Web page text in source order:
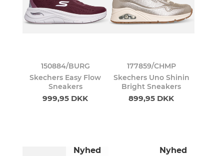
150884/BURG
Skechers Easy Flow
Sneakers
999,95 DKK
177859/CHMP
Skechers Uno Shinin
Bright Sneakers
899,95 DKK
Nyhed Nyhed